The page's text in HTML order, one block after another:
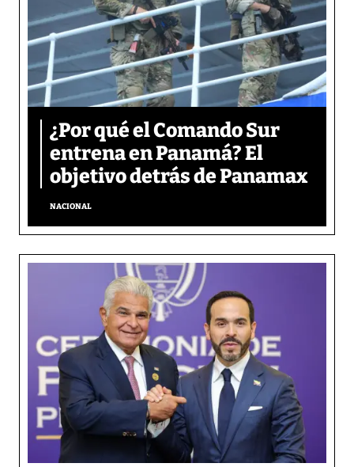
¿Por qué el Comando Sur
entrena en Panamá? El
objetivo detrás de Panamax
NACIONAL